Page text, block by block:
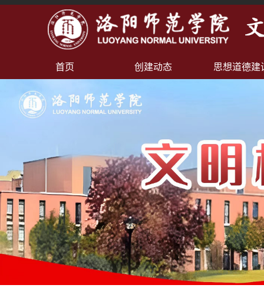
首页 创建动态 思想道德建